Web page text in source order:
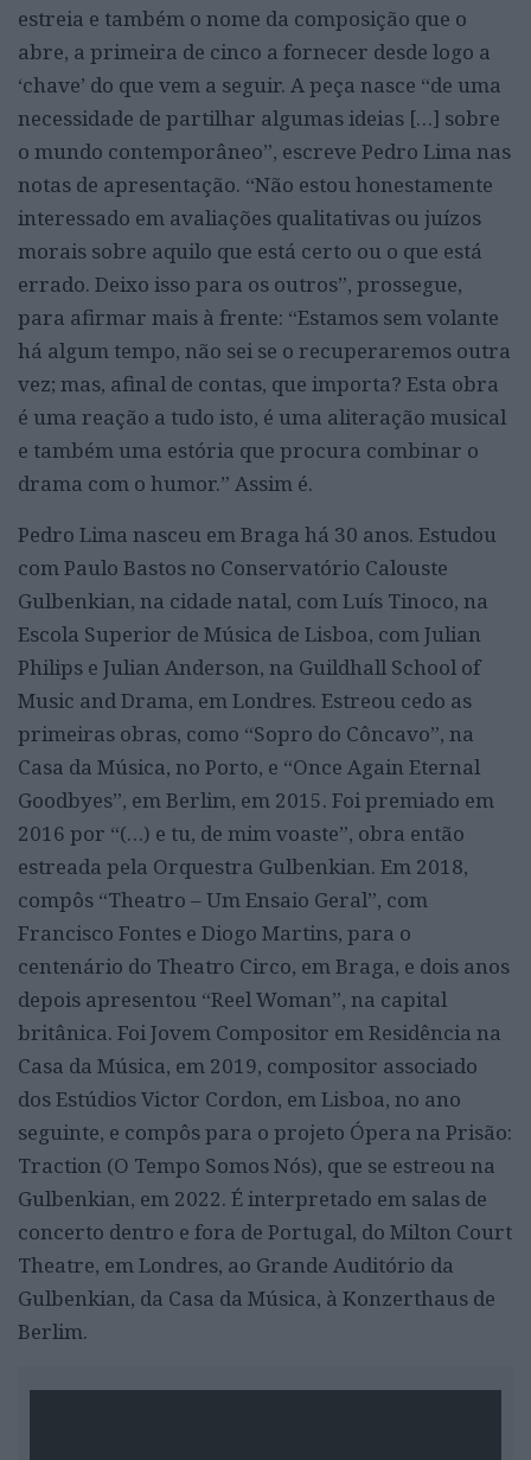
estreia e também o nome da composição que o
abre, a primeira de cinco a fornecer desde logo a
‘chave’ do que vem a seguir. A peça nasce “de uma
necessidade de partilhar algumas ideias […] sobre
o mundo contemporâneo”, escreve Pedro Lima nas
notas de apresentação. “Não estou honestamente
interessado em avaliações qualitativas ou juízos
morais sobre aqui­lo que está certo ou o que está
errado. Deixo isso para os outros”, prossegue,
para afirmar mais à frente: “Estamos sem volante
há algum tempo, não sei se o recuperaremos outra
vez; mas, afinal de contas, que importa? Esta obra
é uma reação a tudo isto, é uma aliteração musical
e também uma estória que procura combinar o
drama com o humor.” Assim é.
Pedro Lima nasceu em Braga há 30 anos. Estudou
com Paulo Bastos no Conservatório Calouste
Gulbenkian, na cidade natal, com Luís Tinoco, na
Escola Superior de Música de Lisboa, com Julian
Philips e Julian Anderson, na Guildhall School of
Music and Drama, em Londres. Estreou cedo as
primeiras obras, como “Sopro do Côncavo”, na
Casa da Música, no Porto, e “Once Again Eternal
Goodbyes”, em Berlim, em 2015. Foi premiado em
2016 por “(…) e tu, de mim voaste”, obra então
estreada pela Orquestra Gulbenkian. Em 2018,
compôs “Theatro – Um Ensaio Geral”, com
Francisco Fontes e Diogo Martins, para o
centenário do Theatro Circo, em Braga, e dois anos
depois apresentou “Reel Woman”, na capital
britânica. Foi Jovem Compositor em Residência na
Casa da Música, em 2019, compositor associado
dos Estúdios Victor Cordon, em Lisboa, no ano
seguinte, e compôs para o projeto Ópera na Prisão:
Traction (O Tempo Somos Nós), que se estreou na
Gulbenkian, em 2022. É interpretado em salas de
concerto dentro e fora de Portugal, do Milton Court
Theatre, em Londres, ao Grande Auditório da
Gulbenkian, da Casa da Música, à Konzerthaus de
Berlim.